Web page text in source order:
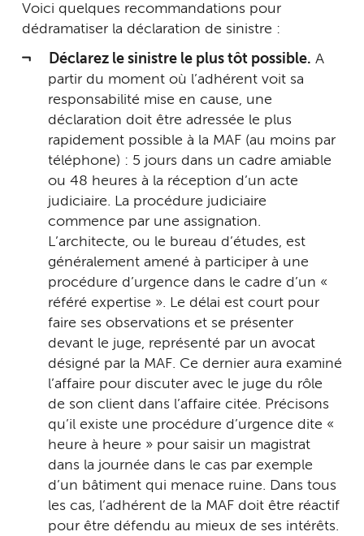
Voici quelques recommandations pour
dédramatiser la déclaration de sinistre :
Déclarez le sinistre le plus tôt possible. A
partir du moment où l’adhérent voit sa
responsabilité mise en cause, une
déclaration doit être adressée le plus
rapidement possible à la MAF (au moins par
téléphone) : 5 jours dans un cadre amiable
ou 48 heures à la réception d’un acte
judiciaire. La procédure judiciaire
commence par une assignation.
L’architecte, ou le bureau d’études, est
généralement amené à participer à une
procédure d’urgence dans le cadre d’un «
référé expertise ». Le délai est court pour
faire ses observations et se présenter
devant le juge, représenté par un avocat
désigné par la MAF. Ce dernier aura examiné
l’affaire pour discuter avec le juge du rôle
de son client dans l’affaire citée. Précisons
qu’il existe une procédure d’urgence dite «
heure à heure » pour saisir un magistrat
dans la journée dans le cas par exemple
d’un bâtiment qui menace ruine. Dans tous
les cas, l’adhérent de la MAF doit être réactif
pour être défendu au mieux de ses intérêts.